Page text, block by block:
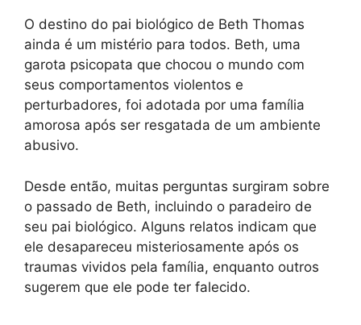
O destino do pai biológico de Beth Thomas
ainda é um mistério para todos. Beth, uma
garota psicopata que chocou o mundo com
seus comportamentos violentos e
perturbadores, foi adotada por uma família
amorosa após ser resgatada de um ambiente
abusivo.
Desde então, muitas perguntas surgiram sobre
o passado de Beth, incluindo o paradeiro de
seu pai biológico. Alguns relatos indicam que
ele desapareceu misteriosamente após os
traumas vividos pela família, enquanto outros
sugerem que ele pode ter falecido.